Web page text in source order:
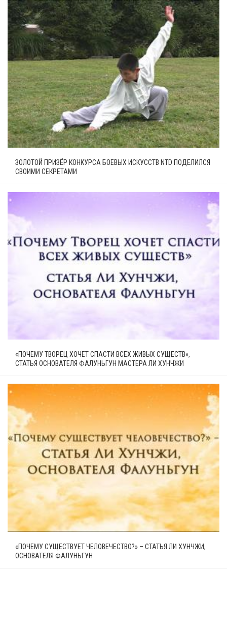
ЗОЛОТОЙ ПРИЗЁР КОНКУРСА БОЕВЫХ ИСКУССТВ NTD ПОДЕЛИЛСЯ
СВОИМИ СЕКРЕТАМИ
«ПОЧЕМУ ТВОРЕЦ ХОЧЕТ СПАСТИ ВСЕХ ЖИВЫХ СУЩЕСТВ»,
СТАТЬЯ ОСНОВАТЕЛЯ ФАЛУНЬГУН МАСТЕРА ЛИ ХУНЧЖИ
«ПОЧЕМУ СУЩЕСТВУЕТ ЧЕЛОВЕЧЕСТВО?» – СТАТЬЯ ЛИ ХУНЧЖИ,
ОСНОВАТЕЛЯ ФАЛУНЬГУН